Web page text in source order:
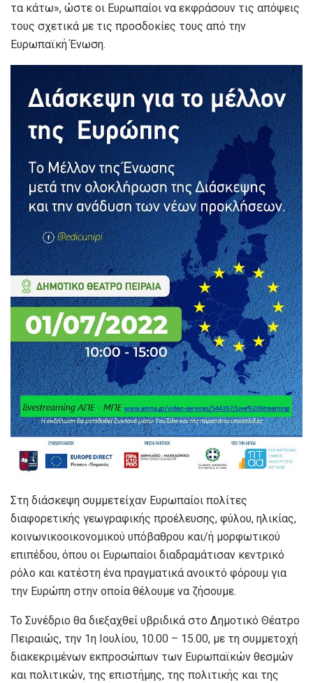
τα κάτω», ώστε οι Ευρωπαίοι να εκφράσουν τις απόψεις
τους σχετικά με τις προσδοκίες τους από την
Ευρωπαϊκή Ένωση.
Στη διάσκεψη συμμετείχαν Ευρωπαίοι πολίτες
διαφορετικής γεωγραφικής προέλευσης, φύλου, ηλικίας,
κοινωνικοοικονομικού υπόβαθρου και/ή μορφωτικού
επιπέδου, όπου οι Ευρωπαίοι διαδραμάτισαν κεντρικό
ρόλο και κατέστη ένα πραγματικά ανοικτό φόρουμ για
την Ευρώπη στην οποία θέλουμε να ζήσουμε.
Το Συνέδριο θα διεξαχθεί υβριδικά στο Δημοτικό Θέατρο
Πειραιώς, την 1η Ιουλίου, 10.00 – 15.00, με τη συμμετοχή
διακεκριμένων εκπροσώπων των Ευρωπαϊκών θεσμών
και πολιτικών, της επιστήμης, της πολιτικής και της